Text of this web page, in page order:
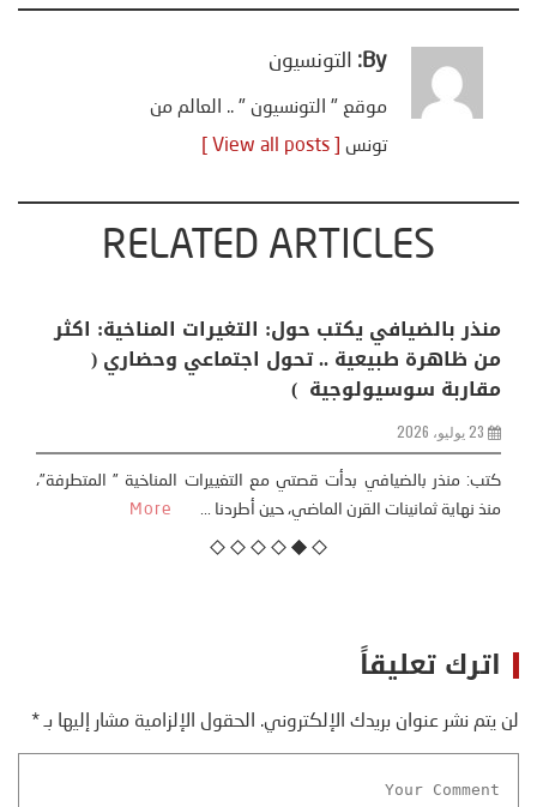
By: التونسيون
موقع " التونسيون " .. العالم من
تونس
RELATED ARTICLES
منذر بالضيافي يكتب حول: التغيرات المناخية: اكثر
من ظاهرة طبيعية .. تحول اجتماعي وحضاري (
مقاربة سوسيولوجية )
23 يوليو، 2026
كتب: منذر بالضيافي بدأت قصتي مع التغييرات المناخية ” المتطرفة”،
منذ نهاية ثمانينات القرن الماضي، حين أطردنا ...
More
اترك تعليقاً
لن يتم نشر عنوان بريدك الإلكتروني. الحقول الإلزامية مشار إليها بـ*